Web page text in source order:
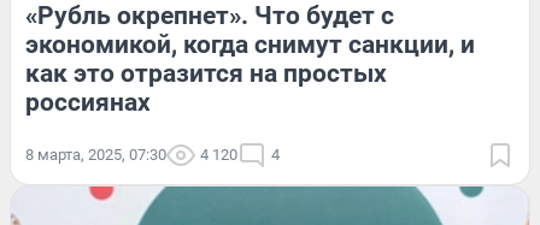
«Рубль окрепнет». Что будет с
экономикой, когда снимут санкции, и
как это отразится на простых
россиянах
8 марта, 2025, 07:30 4 120 4